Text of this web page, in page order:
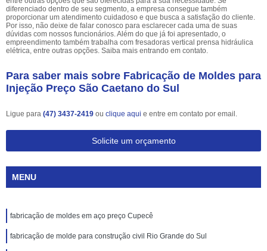
diferenciado dentro de seu segmento, a empresa consegue também
proporcionar um atendimento cuidadoso e que busca a satisfação do cliente.
Por isso, não deixe de falar conosco para esclarecer cada uma de suas
dúvidas com nossos funcionários. Além do que já foi apresentado, o
empreendimento também trabalha com fresadoras vertical prensa hidráulica
elétrica, entre outras opções. Saiba mais entrando em contato.
Para saber mais sobre Fabricação de Moldes para
Injeção Preço São Caetano do Sul
Ligue para (47) 3437-2419 ou clique aqui e entre em contato por email.
Solicite um orçamento
MENU
fabricação de moldes em aço preço Cupecê
fabricação de molde para construção civil Rio Grande do Sul